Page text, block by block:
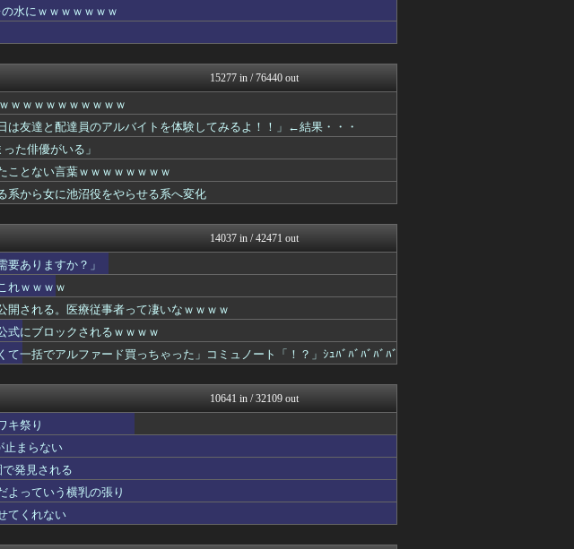
0.7億円に減...
しまった結果ｗｗｗ...
女子アナお宝画像速報－5c...
ｗｗｗ
アニはつ -アニメ発信場-
心なし」
watch＠２ちゃんねる
ていない！？
ウマ娘まとめ速報うまろぐ
れて性行為 → 凄いこ...
義を揺るがす事態に...
常識的に考えた
くらなの？」娘「60万...
アルファルファモザイク＠ネ...
したほうがいいよ
社」に変更wwwww
ラビット速報
どの容疑
WorldFootball...
ヒーローNEWS
『全て私の責任』と頭...
韓国ニュース反応まとめ
食店の衛生習慣を解説
ただけで「薄そうだか...
切な処置行わず、生徒...
がーるずレポート - ガー...
奥様は鬼女-DQN返しまと...
！
捕 90歳入院患者の顔...
国難にあってもの申す！！
ｗｗ
キスログ
役をやらせる系へ変化
VIPPER速報
とす勢いだったが今期の...
U-1 NEWS.
は当然」としつつも、...
ーム挙げてけ
46】
坂道情報通～乃木坂46まと...
」
とりのまるやき（保守）
もう24年は会ってな...
告者も何だかなぁ…
なった頃からおかしくな...
婚外ちゃんねる
水にｗｗｗｗｗｗｗ
15277 in / 76440 out
ｗｗｗｗｗｗｗｗｗｗ
は友達と配達員のアルバイトを体験してみるよ！！」←結果・・・
た俳優がいる」
ことない言葉ｗｗｗｗｗｗｗｗ
系から女に池沼役をやらせる系へ変化
14037 in / 42471 out
要ありますか？」
れｗｗｗｗ
開される。医療従事者って凄いなｗｗｗｗ
式にブロックされるｗｗｗｗ
て一括でアルファード買っちゃった」コミュノート「！？」ｼｭﾊﾞﾊﾞﾊﾞﾊﾞﾊﾞ
10641 in / 32109 out
キ祭り
止まらない
で発見される
よっていう横乳の張り
てくれない